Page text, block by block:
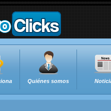
Quiénes somos